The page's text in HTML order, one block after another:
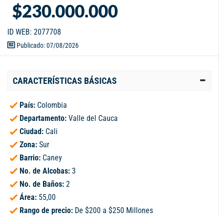
$230.000.000
ID WEB: 2077708
Publicado: 07/08/2026
CARACTERÍSTICAS BÁSICAS
País: Colombia
Departamento: Valle del Cauca
Ciudad: Cali
Zona: Sur
Barrio: Caney
No. de Alcobas: 3
No. de Baños: 2
Área: 55,00
Rango de precio: De $200 a $250 Millones